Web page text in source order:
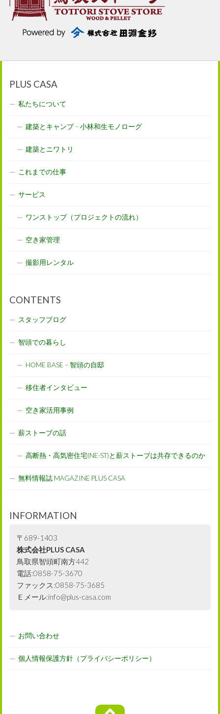
PLUS CASA
私たちについて
建築とキャンプ – 小林和生モノローグ
建築とニワトリ
これまでの仕事
サービス
ワンストップ（プロジェクトの流れ）
空き家管理
撮影用レンタル
CONTENTS
スタッフブログ
智頭での暮らし
HOME BASE – 智頭の自邸
移住者インタビュー
空き家活用事例
薪ストーブの話
高断熱・高気密住宅(NE-ST)と薪ストーブは共存できるのか
無料情報誌 MAGAZINE PLUS CASA
INFORMATION
〒689-1403
株式会社PLUS CASA
鳥取県智頭町南方442
電話:0858-75-3670
ファックス:0858-75-3685
Ｅメール:info@plus-casa.com
お問い合わせ
個人情報保護方針（プライバシーポリシー）